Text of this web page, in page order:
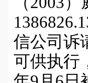
信公司诉
可供执行